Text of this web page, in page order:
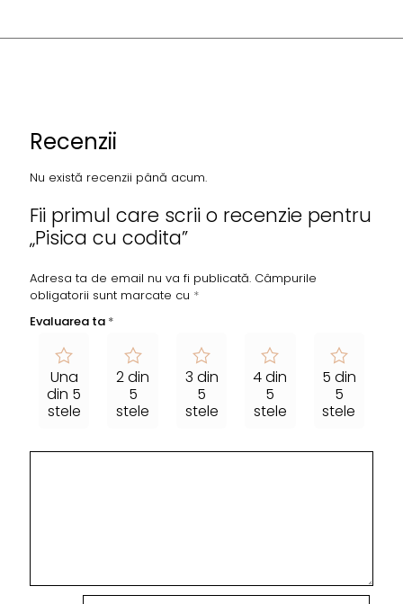
Recenzii
Nu există recenzii până acum.
Fii primul care scrii o recenzie pentru
„Pisica cu codita”
Adresa ta de email nu va fi publicată. Câmpurile
obligatorii sunt marcate cu *
Evaluarea ta *
Una
din 5
stele
2 din
5
stele
3 din
5
stele
4 din
5
stele
5 din
5
stele